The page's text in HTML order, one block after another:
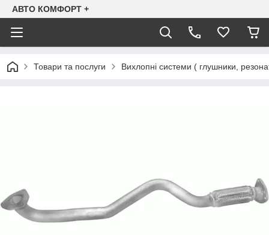
АВТО КОМФОРТ +
Товари та послуги Вихлопні системи ( глушники,